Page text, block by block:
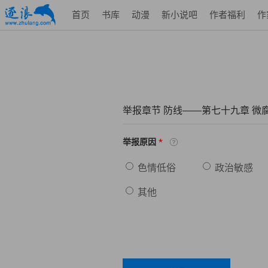
首页 书库 动漫 新小说吧 作者福利 作
举报章节 防线——第七十九章 微
举报原因 *
色情低俗 政治敏感
其他